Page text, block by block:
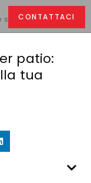
CONTATTACI
si adatta meglio
patio:
tua